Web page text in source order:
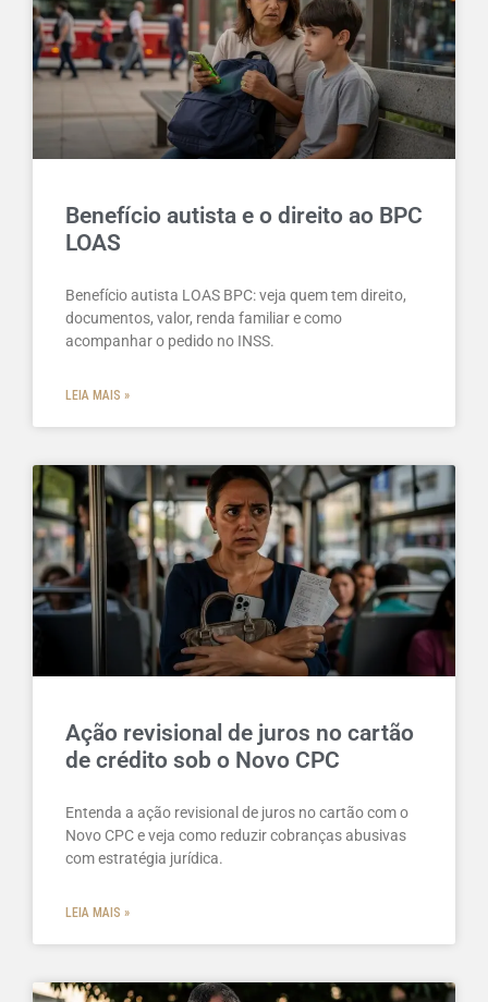
Benefício autista e o direito ao BPC
LOAS
Benefício autista LOAS BPC: veja quem tem direito,
documentos, valor, renda familiar e como
acompanhar o pedido no INSS.
LEIA MAIS »
Ação revisional de juros no cartão
de crédito sob o Novo CPC
Entenda a ação revisional de juros no cartão com o
Novo CPC e veja como reduzir cobranças abusivas
com estratégia jurídica.
LEIA MAIS »